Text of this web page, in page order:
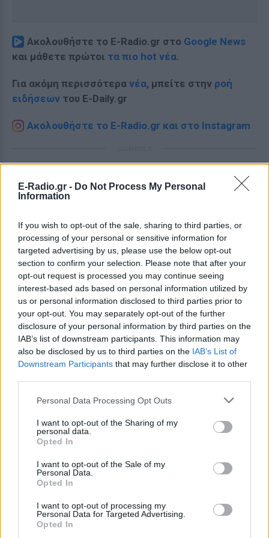
E-Radio.gr - Do Not Process My Personal
Information
If you wish to opt-out of the sale, sharing to third parties, or
processing of your personal or sensitive information for
targeted advertising by us, please use the below opt-out
section to confirm your selection. Please note that after your
opt-out request is processed you may continue seeing
interest-based ads based on personal information utilized by
us or personal information disclosed to third parties prior to
your opt-out. You may separately opt-out of the further
disclosure of your personal information by third parties on the
IAB’s list of downstream participants. This information may
also be disclosed by us to third parties on the IAB’s List of
Downstream Participants that may further disclose it to other
Personal Data Processing Opt Outs
I want to opt-out of the Sharing of my
personal data.
Opted In
I want to opt-out of the Sale of my
Personal Data.
Opted In
I want to opt-out of processing my
Personal Data for Targeted Advertising.
Opted In
Ακολουθήστε το E-Radio.gr στο Google News
και μάθετε πρώτοι τα πιο hot νέα.
Για ακόμη περισσότερα νέα, μπείτε στην ροή
ειδήσεων του E-Daily.gr
Ακολουθήστε το E-Radio.gr και στο Instagram
ΔΕΙΤΕ ΕΠΙΣΗΣ
ΣΤΗΝ ΙΔΙΑ ΚΑΤΗΓΟΡΙΑ
μικρό αγόρι σε σκηνή στο Λας
Βέγκας: «Φοβήθηκα ότι θα